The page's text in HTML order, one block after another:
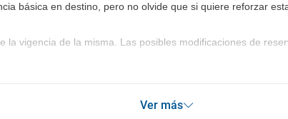
básica en destino, pero no olvide que si quiere reforzar
vigencia de la misma. Las posibles modificaciones de
Ver más